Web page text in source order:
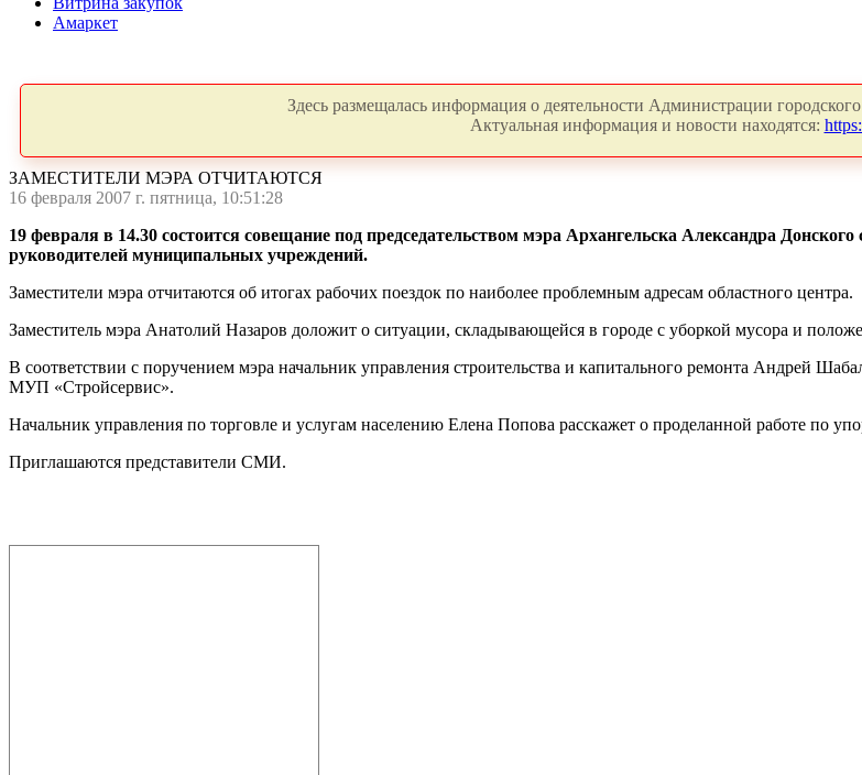
Амаркет
Здесь размещалась информация о деятельности Администрации
Актуальная информация и новости находятся:
ЗАМЕСТИТЕЛИ МЭРА ОТЧИТАЮТСЯ
16 февраля 2007 г. пятница, 10:51:28
19 февраля в 14.30 состоится совещание под председательством мэра Архангельска Александра
руководителей муниципальных учреждений.
Заместители мэра отчитаются об итогах рабочих поездок по наиболее проблемным адресам областного центра.
Заместитель мэра Анатолий Назаров доложит о ситуации, складывающейся в городе с уборкой мусора и
В соответствии с поручением мэра начальник управления строительства и капитального ремонта Андрей
МУП «Стройсервис».
Начальник управления по торговле и услугам населению Елена Попова расскажет о проделанной работе по
Приглашаются представители СМИ.